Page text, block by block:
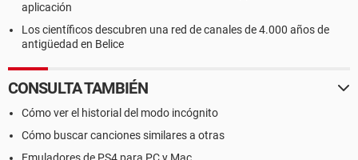
aplicación
Los científicos descubren una red de canales de 4.000 años de
antigüedad en Belice
CONSULTA TAMBIÉN
Cómo ver el historial del modo incógnito
Cómo buscar canciones similares a otras